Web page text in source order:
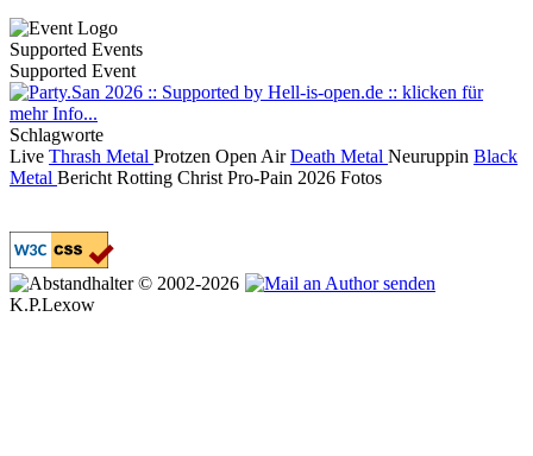
Supported Events
Supported Event
Schlagworte
Live Thrash Metal Protzen Open Air Death Metal Neuruppin Black
Metal Bericht Rotting Christ Pro-Pain 2026 Fotos
© 2002-2026
K.P.Lexow